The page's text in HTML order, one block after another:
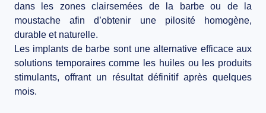
dans les zones clairsemées de la barbe ou de la
moustache afin d’obtenir une pilosité homogène,
durable et naturelle.
Les implants de barbe sont une alternative efficace aux
solutions temporaires comme les huiles ou les produits
stimulants, offrant un résultat définitif après quelques
mois.